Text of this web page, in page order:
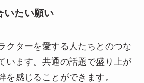
いたい願い
クターを愛する人たちとのつな
います。共通の話題で盛り上が
を感じることができます。